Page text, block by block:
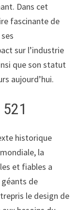
Dans cet
fascinante de
sur l’industrie
que son statut
aujourd’hui.
historique
la
et fiables a
de
le design de